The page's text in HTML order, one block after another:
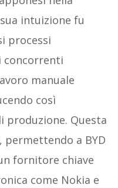
intuizione fu
processi
concorrenti
manuale
così
produzione. Questa
a BYD
fornitore chiave
come Nokia e